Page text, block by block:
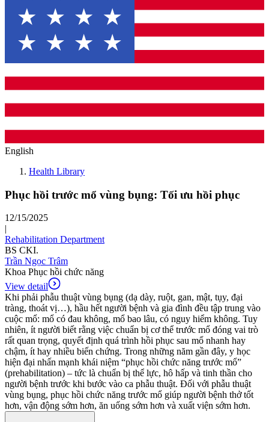
English
Health Library
Phục hồi trước mổ vùng bụng: Tối ưu hồi phục
12/15/2025
|
Rehabilitation Department
BS CKI.
Trần Ngọc Trâm
Khoa Phục hồi chức năng
View detail
Khi phải phẫu thuật vùng bụng (dạ dày, ruột, gan, mật, tụy, đại
tràng, thoát vị…), hầu hết người bệnh và gia đình đều tập trung vào
cuộc mổ: mổ có đau không, mổ bao lâu, có nguy hiểm không. Tuy
nhiên, ít người biết rằng việc chuẩn bị cơ thể trước mổ đóng vai trò
rất quan trọng, quyết định quá trình hồi phục sau mổ nhanh hay
chậm, ít hay nhiều biến chứng. Trong những năm gần đây, y học
hiện đại nhấn mạnh khái niệm “phục hồi chức năng trước mổ”
(prehabilitation) – tức là chuẩn bị thể lực, hô hấp và tinh thần cho
người bệnh trước khi bước vào ca phẫu thuật. Đối với phẫu thuật
vùng bụng, phục hồi chức năng trước mổ giúp người bệnh thở tốt
hơn, vận động sớm hơn, ăn uống sớm hơn và xuất viện sớm hơn.